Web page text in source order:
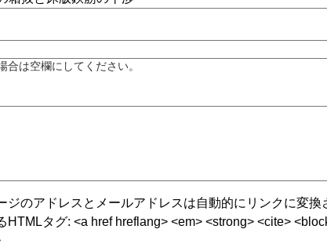
合は空欄にしてください。
ジのアドレスとメールアドレスは自動的にリンクに変換
HTMLタグ: <a href hreflang> <em> <strong> <cite>